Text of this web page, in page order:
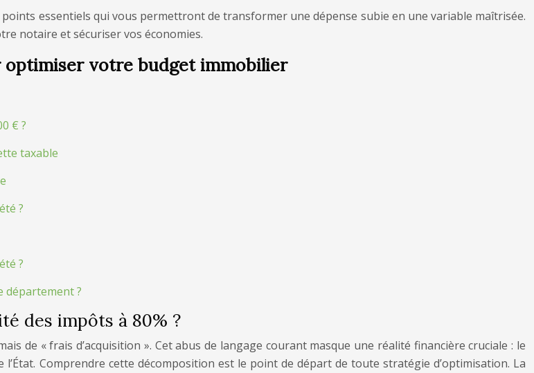
essentiels qui vous permettront de transformer une dépense subie en une variable maîtrisée.
notaire et sécuriser vos économies.
optimiser votre budget immobilier
€ ?
taxable
?
?
département ?
des impôts à 80% ?
de « frais d’acquisition ». Cet abus de langage courant masque une réalité financière cruciale : le
Comprendre cette décomposition est le point de départ de toute stratégie d’optimisation. La